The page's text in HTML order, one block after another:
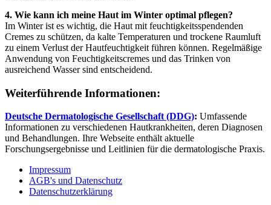
4. Wie kann ich meine Haut im Winter optimal pflegen?
Im Winter ist es wichtig, die Haut mit feuchtigkeitsspendenden
Cremes zu schützen, da kalte Temperaturen und trockene Raumluft
zu einem Verlust der Hautfeuchtigkeit führen können. Regelmäßige
Anwendung von Feuchtigkeitscremes und das Trinken von
ausreichend Wasser sind entscheidend.
Weiterführende Informationen:
Deutsche Dermatologische Gesellschaft (DDG): Umfassende
Informationen zu verschiedenen Hautkrankheiten, deren Diagnosen
und Behandlungen. Ihre Webseite enthält aktuelle
Forschungsergebnisse und Leitlinien für die dermatologische Praxis.
Impressum
AGB's und Datenschutz
Datenschutzerklärung